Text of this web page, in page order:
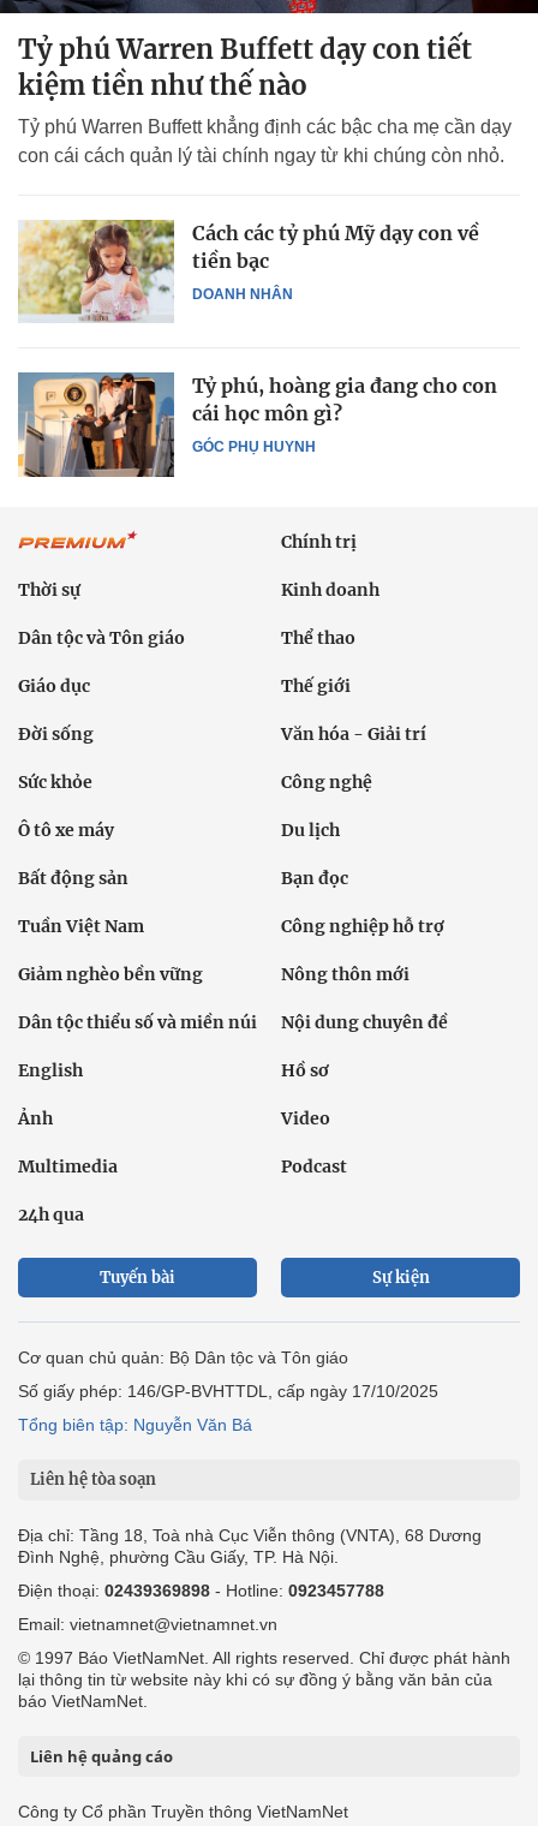
Tỷ phú Warren Buffett dạy con tiết
kiệm tiền như thế nào
Tỷ phú Warren Buffett khẳng định các bậc cha mẹ cần dạy
con cái cách quản lý tài chính ngay từ khi chúng còn nhỏ.
DOANH NHÂN
Cách các tỷ phú Mỹ dạy con về
tiền bạc
GÓC PHỤ HUYNH
Tỷ phú, hoàng gia đang cho con
cái học môn gì?
Chính trị
Thời sự Kinh doanh
Dân tộc và Tôn giáo Thể thao
Giáo dục Thế giới
Đời sống Văn hóa - Giải trí
Sức khỏe Công nghệ
Ô tô xe máy Du lịch
Bất động sản Bạn đọc
Tuần Việt Nam Công nghiệp hỗ trợ
Giảm nghèo bền vững Nông thôn mới
Dân tộc thiểu số và miền núi Nội dung chuyên đề
English Hồ sơ
Ảnh Video
Multimedia Podcast
24h qua
Tuyến bài Sự kiện
Cơ quan chủ quản: Bộ Dân tộc và Tôn giáo
Số giấy phép: 146/GP-BVHTTDL, cấp ngày 17/10/2025
Tổng biên tập: Nguyễn Văn Bá
Liên hệ tòa soạn
Địa chỉ: Tầng 18, Toà nhà Cục Viễn thông (VNTA), 68 Dương
Đình Nghệ, phường Cầu Giấy, TP. Hà Nội.
Điện thoại: 02439369898 - Hotline: 0923457788
Email: vietnamnet@vietnamnet.vn
© 1997 Báo VietNamNet. All rights reserved. Chỉ được phát hành
lại thông tin từ website này khi có sự đồng ý bằng văn bản của
báo VietNamNet.
Liên hệ quảng cáo
Công ty Cổ phần Truyền thông VietNamNet